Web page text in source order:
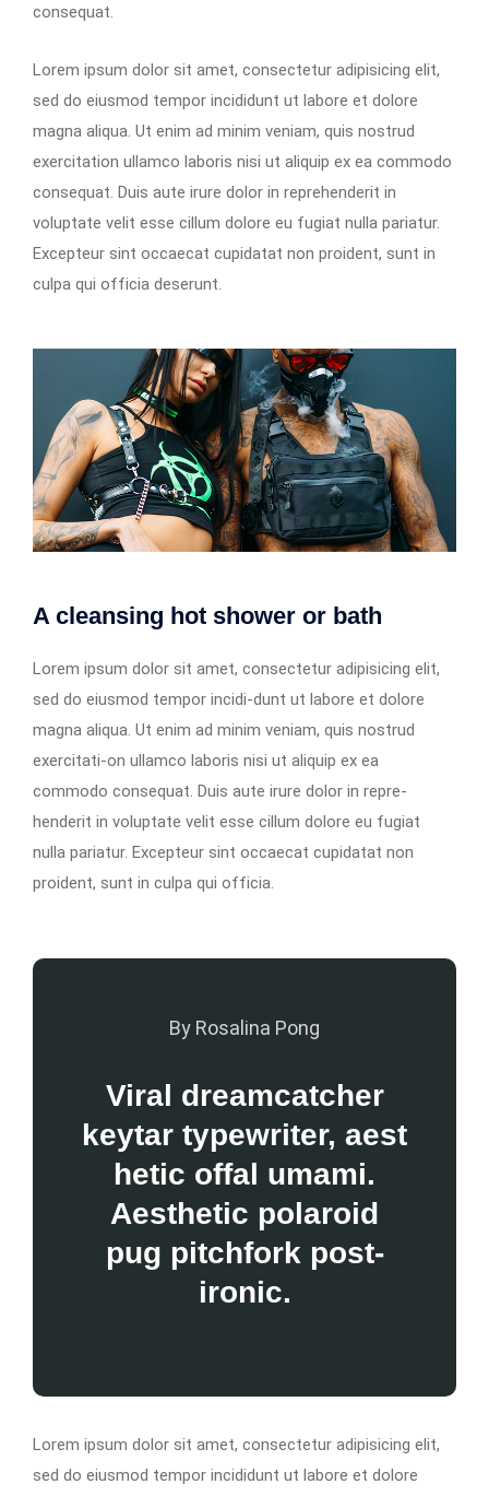
consequat.
Lorem ipsum dolor sit amet, consectetur adipisicing elit,
sed do eiusmod tempor incididunt ut labore et dolore
magna aliqua. Ut enim ad minim veniam, quis nostrud
exercitation ullamco laboris nisi ut aliquip ex ea commodo
consequat. Duis aute irure dolor in reprehenderit in
voluptate velit esse cillum dolore eu fugiat nulla pariatur.
Excepteur sint occaecat cupidatat non proident, sunt in
culpa qui officia deserunt.
A cleansing hot shower or bath
Lorem ipsum dolor sit amet, consectetur adipisicing elit,
sed do eiusmod tempor incidi-dunt ut labore et dolore
magna aliqua. Ut enim ad minim veniam, quis nostrud
exercitati-on ullamco laboris nisi ut aliquip ex ea
commodo consequat. Duis aute irure dolor in repre-
henderit in voluptate velit esse cillum dolore eu fugiat
nulla pariatur. Excepteur sint occaecat cupidatat non
proident, sunt in culpa qui officia.
By Rosalina Pong
Viral dreamcatcher
keytar typewriter, aest
hetic offal umami.
Aesthetic polaroid
pug pitchfork post-
ironic.
Lorem ipsum dolor sit amet, consectetur adipisicing elit,
sed do eiusmod tempor incididunt ut labore et dolore